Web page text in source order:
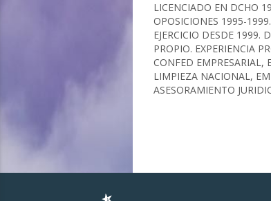
LICENCIADO EN DCHO
OPOSICIONES 1995-
EJERCICIO DESDE 1999.
PROPIO. EXPERIENCIA
CONFED EMPRESARIAL,
LIMPIEZA NACIONAL,
ASESORAMIENTO